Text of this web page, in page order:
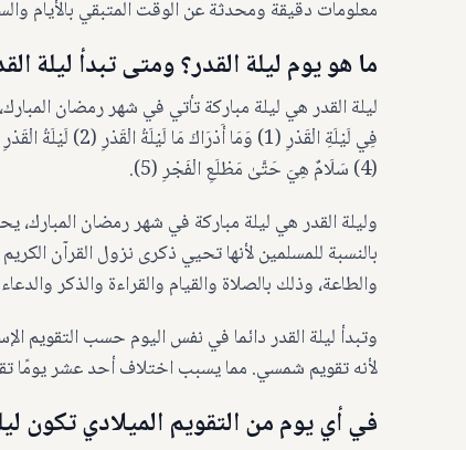
معلومات دقيقة ومحدثة عن الوقت المتبقي بالأيام
ما هو يوم ليلة القدر؟ ومتى تبدأ ليلة
ليلة القدر هي ليلة مباركة تأتي في شهر رمضان
(4) سَلَامٌ هِيَ حَتَّىٰ مَطْلَعِ الْفَجْرِ (5).
وليلة القدر هي ليلة مباركة في شهر رمضان المبارك،
بالنسبة للمسلمين لأنها تحيي ذكرى نزول القرآن
والطاعة، وذلك بالصلاة والقيام والقراءة والذكر
وتبدأ لیلة القدر دائما في نفس اليوم حسب التقويم
لأنه تقويم شمسي. مما يسبب اختلاف أحد عشر يومًا
في أي يوم من التقويم الميلادي تكون ليلة